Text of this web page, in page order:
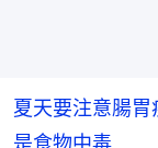
夏天要注意腸
是食物中毒